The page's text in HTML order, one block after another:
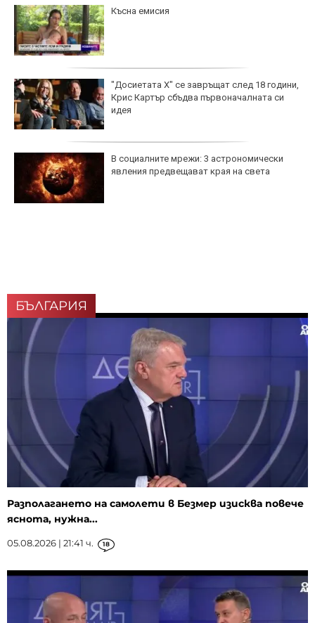
Късна емисия
"Досиетата Х" се завръщат след 18 години,
Крис Картър сбъдва първоначалната си
идея
В социалните мрежи: 3 астрономически
явления предвещават края на света
БЪЛГАРИЯ
Разполагането на самолети в Безмер изисква повече
яснота, нужна...
05.08.2026 | 21:41 ч. 18